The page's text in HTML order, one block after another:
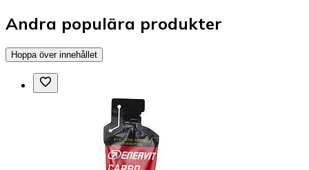
Andra populära produkter
Hoppa över innehållet